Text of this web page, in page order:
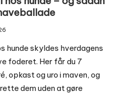
hunde skyldes hverdagens
foderet. Her får du 7
opkast og uro i maven, og
dem uden at gøre